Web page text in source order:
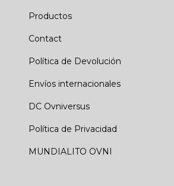
Productos
Contact
Política de Devolución
Envíos internacionales
DC Ovniversus
Política de Privacidad
MUNDIALITO OVNI